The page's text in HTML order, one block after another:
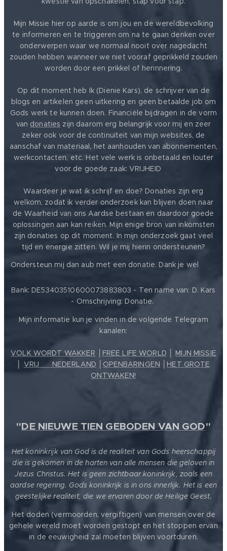
Mijn Missie hier op aarde is om jou en de wereldbevolking
te informeren en te triggeren om na te gaan denken over
onderwerpen waar we normaal nooit over nagedacht
zouden hebben wanneer we niet vooraf geprikkeld zouden
worden door een prikkel of herinnering.
Op dit moment heb Ik (Dienie Kars), de schrijver van de
blogs en artikelen geen uitkering en geen betaalde job om
Gods werk te kunnen doen. Financiële bijdragen in de vorm
van donaties zijn daarom erg belangrijk voor mij en zeer
zeker ook voor de continuïteit van mijn websites, de
aanschaf van materiaal, het aanhouden van abonnementen,
werkcontacten, etc. Het vele werk is onbetaald en louter
voor de goede zaak: VRIJHEID ❤️
Waardeer je wat ik schrijf en doe? Donaties zijn erg
welkom, zodat ik verder onderzoek kan blijven doen naar
de Waarheid van ons Aardse bestaan en daardoor goede
oplossingen aan kan reiken. Mijn enige bron van inkomsten
zijn donaties op dit moment. In mijn onderzoek gaat veel
tijd en energie zitten. Wil je mij hierin ondersteunen?
Ondersteun mij dan aub met een donatie. Dank je wel
Bank: DE53403510600073883803 - Ten name van: D. Kars
- Omschrijving: Donatie.
Mijn informatie kun je vinden in de volgende Telegram
kanalen:
VOLK WORDT WAKKER FREE LIFE WORLD
MIJN MISSIE
VRIJ ❤️ NEDERLAND OPENBARINGEN
HET GROTE
ONTWAKEN!
"DE NIEUWE TIEN GEBODEN VAN GOD"
Het koninkrijk van God is de realiteit van Gods heerschappij
die is gekomen in de harten van alle mensen die geloven in
Jezus Christus. Het is geen zichtbaar koninkrijk, zoals een
aardse regering. Gods koninkrijk is in ons innerlijk. Het is een
geestelijke realiteit, die we ervaren door de Heilige Geest.
Het doden (vermoorden, vergiftigen) van mensen over de
gehele wereld moet worden gestopt en het stoppen ervan
in de eeuwigheid zal moeten blijven voortduren.